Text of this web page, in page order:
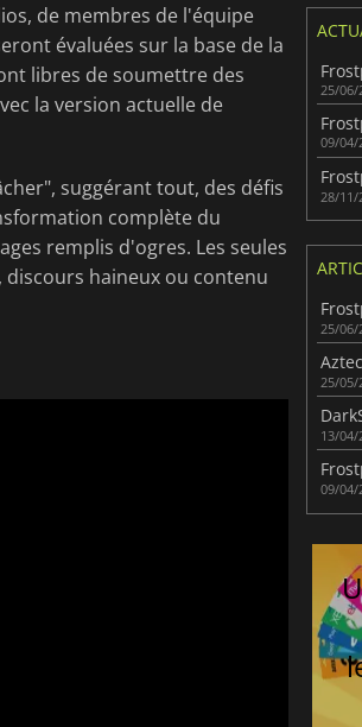
de membres de l'équipe
évaluées sur la base de la
libres de soumettre des
la version actuelle de
suggérant tout, des défis
complète du
remplis d'ogres. Les seules
haineux ou contenu
25/06/
09/04/
28/11/
25/06/
25/05/
13/04/
09/04/